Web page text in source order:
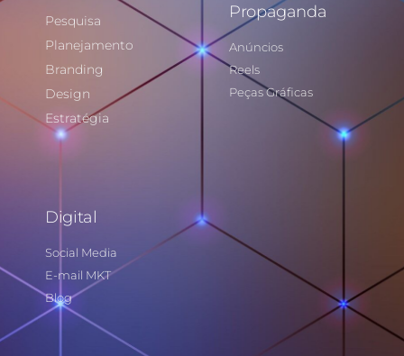
Pesquisa
Planejamento
Branding
Design
Estratégia
Propaganda
Anúncios
Reels
Peças Gráficas
Digital
Social Media
E-mail MKT
Blog